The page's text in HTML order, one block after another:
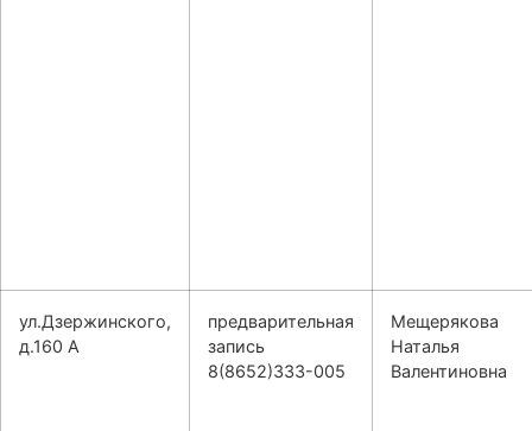
ул.Дзержинского,
д.160 А
предварительная
запись
8(8652)333-005
Мещерякова
Наталья
Валентиновна